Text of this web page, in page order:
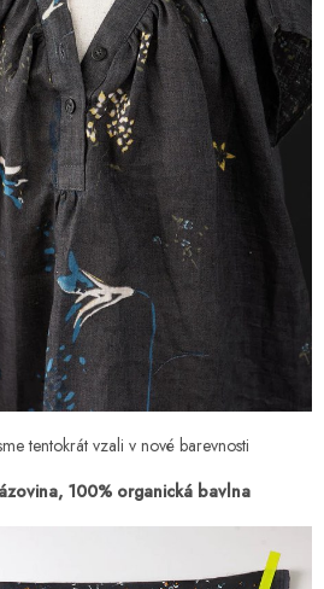
tentokrát vzali v nové barevnosti
100% organická bavlna